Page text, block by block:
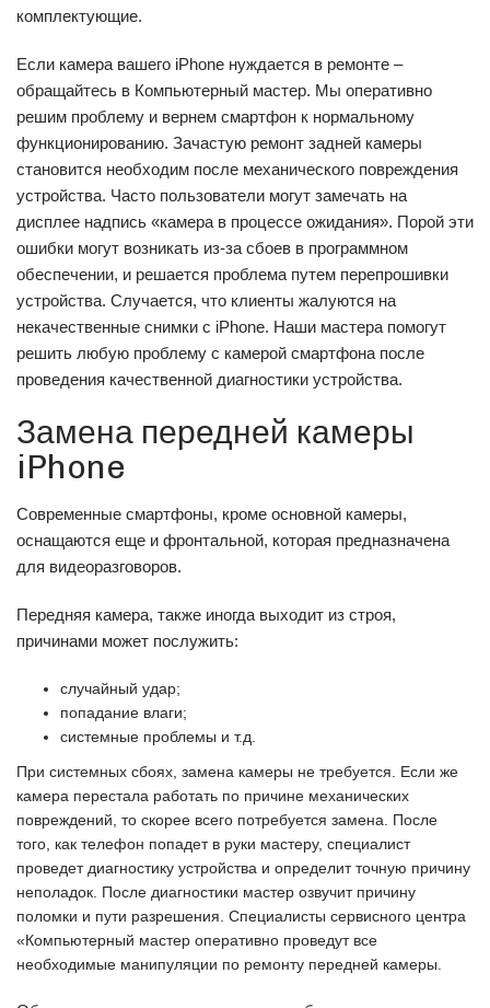
комплектующие.
Если камера вашего iPhone нуждается в ремонте –
обращайтесь в Компьютерный мастер. Мы оперативно
решим проблему и вернем смартфон к нормальному
функционированию. Зачастую ремонт задней камеры
становится необходим после механического повреждения
устройства. Часто пользователи могут замечать на
дисплее надпись «камера в процессе ожидания». Порой эти
ошибки могут возникать из-за сбоев в программном
обеспечении, и решается проблема путем перепрошивки
устройства. Случается, что клиенты жалуются на
некачественные снимки с iPhone. Наши мастера помогут
решить любую проблему с камерой смартфона после
проведения качественной диагностики устройства.
Замена передней камеры
iPhone
Современные смартфоны, кроме основной камеры,
оснащаются еще и фронтальной, которая предназначена
для видеоразговоров.
Передняя камера, также иногда выходит из строя,
причинами может послужить:
случайный удар;
попадание влаги;
системные проблемы и т.д.
При системных сбоях, замена камеры не требуется. Если же
камера перестала работать по причине механических
повреждений, то скорее всего потребуется замена. После
того, как телефон попадет в руки мастеру, специалист
проведет диагностику устройства и определит точную причину
неполадок. После диагностики мастер озвучит причину
поломки и пути разрешения. Специалисты сервисного центра
«Компьютерный мастер оперативно проведут все
необходимые манипуляции по ремонту передней камеры.